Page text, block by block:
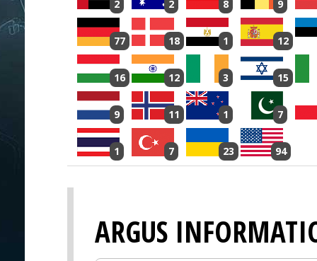
2 2 8 9
77 18 1 12
16 12 3 15
9 11 1 7
1 7 23 94
ARGUS